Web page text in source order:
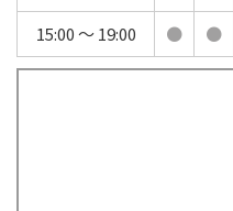
15:00 〜 19:00
● ●